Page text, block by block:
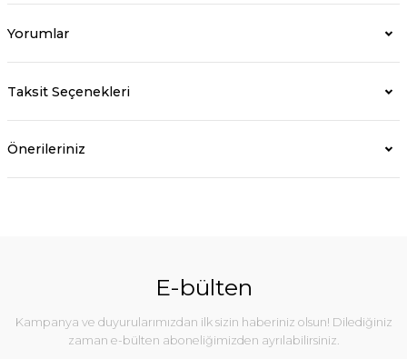
Yorumlar
Taksit Seçenekleri
Önerileriniz
E-bülten
Kampanya ve duyurularımızdan ilk sizin haberiniz olsun! Dilediğiniz
zaman e-bülten aboneliğimizden ayrılabilirsiniz.